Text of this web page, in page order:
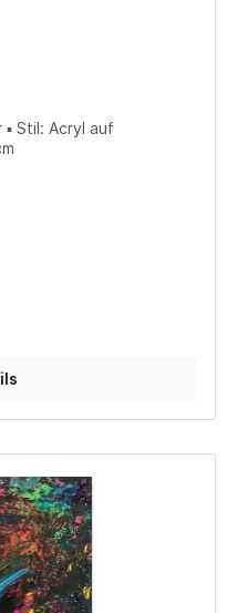
▪ Stil: Acryl auf